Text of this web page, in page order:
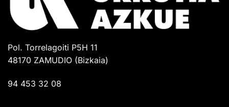
Pol. Torrelagoiti P5H 11
48170 ZAMUDIO (Bizkaia)
94 453 32 08